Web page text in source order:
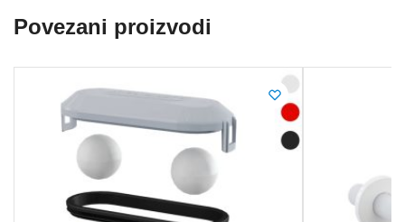
Povezani proizvodi